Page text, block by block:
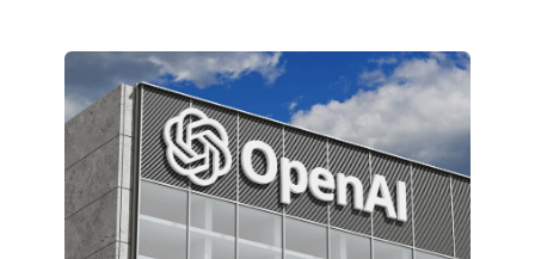
ПРИОРИТЕТНЫЕ
ЗАДАЧИ
ПО
РАЗВИТИЮ
ЭКОСИСТЕМЫ
ИСКУССТВЕННОГО
ИНТЕЛЛЕКТА